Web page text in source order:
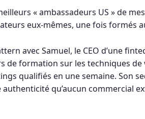
« ambassadeurs US » de
eux-mêmes, une fois formés
avec Samuel, le CEO d’une
de formation sur les techniques de
qualifiés en une semaine. Son
qu’aucun commercial